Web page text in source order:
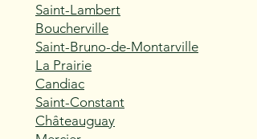
Saint-Lambert
Boucherville
Saint-Bruno-de-Montarville
La Prairie
Candiac
Saint-Constant
Châteauguay